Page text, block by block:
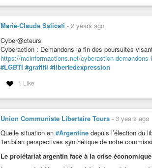
Marie-Claude Saliceti - 2 years ago
Cyber@cteurs
Cyberaction : Demandons la fin des poursuites
https://mcinformactions.net/cyberaction-
#LGBTI #graffiti #libertedexpression
1 Like
Union Communiste Libertaire Tours - 3 years ago
Quelle situation en #Argentine depuis l’élection du
1er bilan perspectives synthétique de notre
Le prolétariat argentin face à la crise